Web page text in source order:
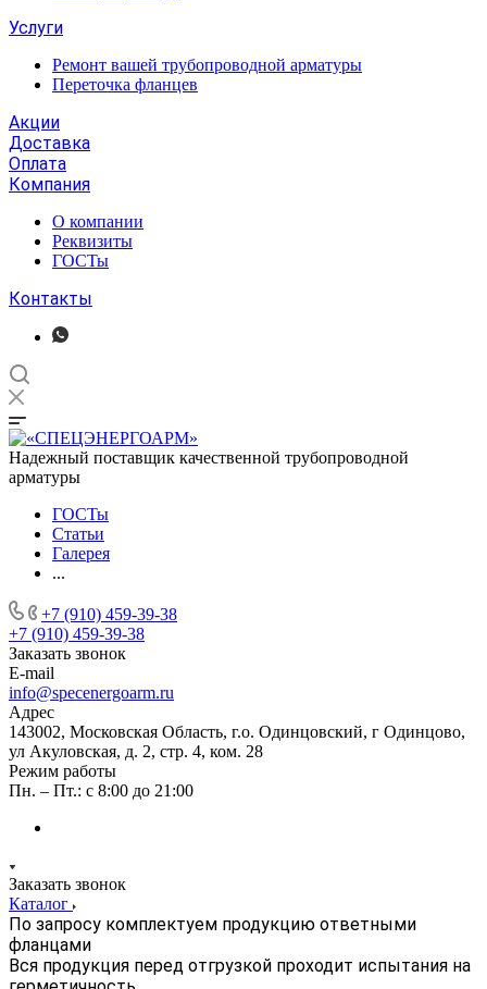
Услуги
Ремонт вашей трубопроводной арматуры
Переточка фланцев
Акции
Доставка
Оплата
Компания
О компании
Реквизиты
ГОСТы
Контакты
Надежный поставщик качественной трубопроводной
арматуры
ГОСТы
Статьи
Галерея
...
+7 (910) 459-39-38
+7 (910) 459-39-38
Заказать звонок
E-mail
info@specenergoarm.ru
Адрес
143002, Московская Область, г.о. Одинцовский, г Одинцово,
ул Акуловская, д. 2, стр. 4, ком. 28
Режим работы
Пн. – Пт.: с 8:00 до 21:00
Заказать звонок
Каталог
По запросу комплектуем продукцию ответными
фланцами
Вся продукция перед отгрузкой проходит испытания на